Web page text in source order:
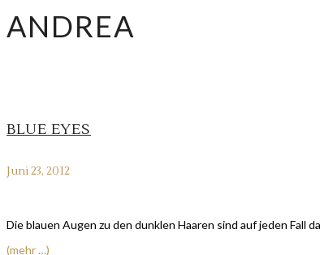
ANDREA
BLUE EYES
Juni 23, 2012
Die blauen Augen zu den dunklen Haaren sind auf jeden Fall
(mehr …)